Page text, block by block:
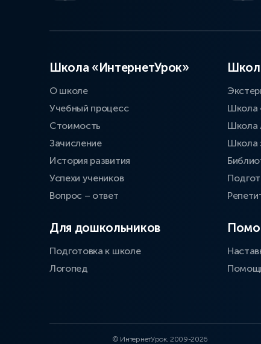
Школа «ИнтернетУрок»
О школе
Учебный процесс
Стоимость
Зачисление
История развития
Успехи учеников
Вопрос – ответ
Для дошкольников
Подготовка к школе
Логопед
Школа
Школа
Школа
© ИнтернетУрок, 2009-2026